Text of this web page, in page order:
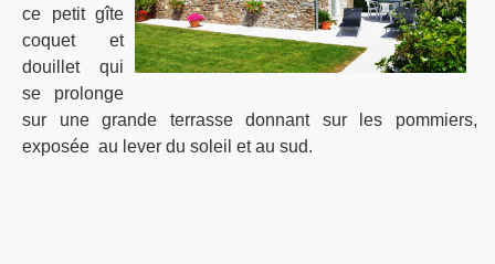
ce petit gîte
coquet et
douillet qui
se prolonge
sur une grande terrasse donnant sur les pommiers,
exposée au lever du soleil et au sud.